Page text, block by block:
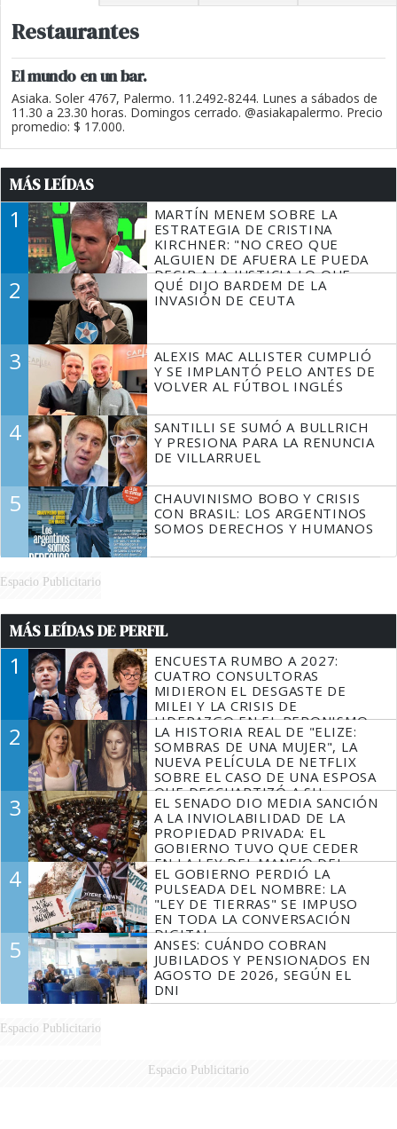
Restaurantes
El mundo en un bar.
Asiaka. Soler 4767, Palermo. 11.2492-8244. Lunes a sábados de
11.30 a 23.30 horas. Domingos cerrado. @asiakapalermo. Precio
promedio: $ 17.000.
MÁS LEÍDAS
1
MARTÍN MENEM SOBRE LA
ESTRATEGIA DE CRISTINA
KIRCHNER: "NO CREO QUE
ALGUIEN DE AFUERA LE PUEDA
DECIR A LA JUSTICIA LO QUE
TIENE QUE HACER"
2
QUÉ DIJO BARDEM DE LA
INVASIÓN DE CEUTA
3
ALEXIS MAC ALLISTER CUMPLIÓ
Y SE IMPLANTÓ PELO ANTES DE
VOLVER AL FÚTBOL INGLÉS
4
SANTILLI SE SUMÓ A BULLRICH
Y PRESIONA PARA LA RENUNCIA
DE VILLARRUEL
5
CHAUVINISMO BOBO Y CRISIS
CON BRASIL: LOS ARGENTINOS
SOMOS DERECHOS Y HUMANOS
Espacio Publicitario
MÁS LEÍDAS DE PERFIL
1
ENCUESTA RUMBO A 2027:
CUATRO CONSULTORAS
MIDIERON EL DESGASTE DE
MILEI Y LA CRISIS DE
LIDERAZGO EN EL PERONISMO
2
LA HISTORIA REAL DE "ELIZE:
SOMBRAS DE UNA MUJER", LA
NUEVA PELÍCULA DE NETFLIX
SOBRE EL CASO DE UNA ESPOSA
QUE DESCUARTIZÓ A SU
MARIDO
3
EL SENADO DIO MEDIA SANCIÓN
A LA INVIOLABILIDAD DE LA
PROPIEDAD PRIVADA: EL
GOBIERNO TUVO QUE CEDER
EN LA LEY DEL MANEJO DEL
FUEGO
4
EL GOBIERNO PERDIÓ LA
PULSEADA DEL NOMBRE: LA
"LEY DE TIERRAS" SE IMPUSO
EN TODA LA CONVERSACIÓN
DIGITAL
5
ANSES: CUÁNDO COBRAN
JUBILADOS Y PENSIONADOS EN
AGOSTO DE 2026, SEGÚN EL
DNI
Espacio Publicitario
Espacio Publicitario